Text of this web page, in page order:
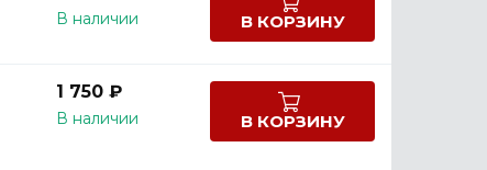
В наличии В КОРЗИНУ
1 750 ₽
В наличии В КОРЗИНУ